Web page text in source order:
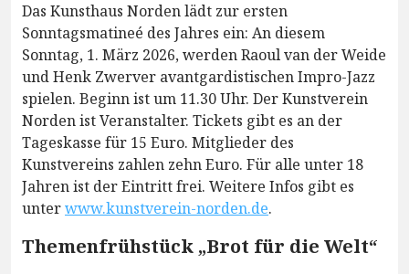
Das Kunsthaus Norden lädt zur ersten
Sonntagsmatineé des Jahres ein: An diesem
Sonntag, 1. März 2026, werden Raoul van der Weide
und Henk Zwerver avantgardistischen Impro-Jazz
spielen. Beginn ist um 11.30 Uhr. Der Kunstverein
Norden ist Veranstalter. Tickets gibt es an der
Tageskasse für 15 Euro. Mitglieder des
Kunstvereins zahlen zehn Euro. Für alle unter 18
Jahren ist der Eintritt frei. Weitere Infos gibt es
unterwww.kunstverein-norden.de.
Themenfrühstück „Brot für die Welt“